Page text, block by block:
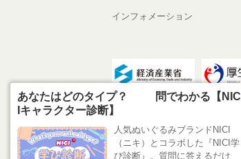
インフォメーション
あなたはどのタイプ？10問でわかる【NIC
Iキャラクター診断】
人気ぬいぐるみブランドNICI
（ニキ）とコラボした『NICI学
び診断』。質問に答えるだけ